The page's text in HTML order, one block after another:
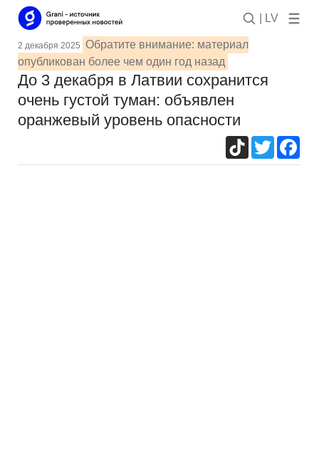
| LV
2 декабря 2025 Обратите внимание: материал
опубликован более чем один год назад
До 3 декабря в Латвии сохранится
очень густой туман: объявлен
оранжевый уровень опасности
TikTokTwitter